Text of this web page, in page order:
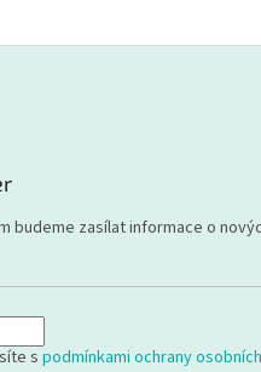
budeme zasílat informace o
spodmínkami ochrany